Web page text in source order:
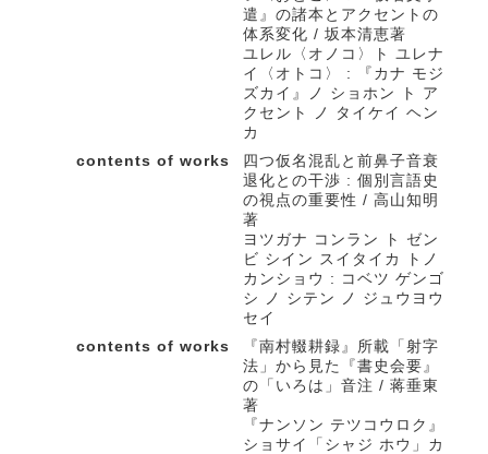
遣』の諸本とアクセントの
体系変化 / 坂本清恵著
ユレル〈オノコ〉ト ユレナ
イ〈オトコ〉 : 『カナ モジ
ズカイ』ノ ショホン ト ア
クセント ノ タイケイ ヘン
カ
contents of works
四つ仮名混乱と前鼻子音衰
退化との干渉 : 個別言語史
の視点の重要性 / 高山知明
著
ヨツガナ コンラン ト ゼン
ビ シイン スイタイカ トノ
カンショウ : コベツ ゲンゴ
シ ノ シテン ノ ジュウヨウ
セイ
contents of works
『南村輟耕録』所載「射字
法」から見た『書史会要』
の「いろは」音注 / 蒋垂東
著
『ナンソン テツコウロク』
ショサイ「シャジ ホウ」カ